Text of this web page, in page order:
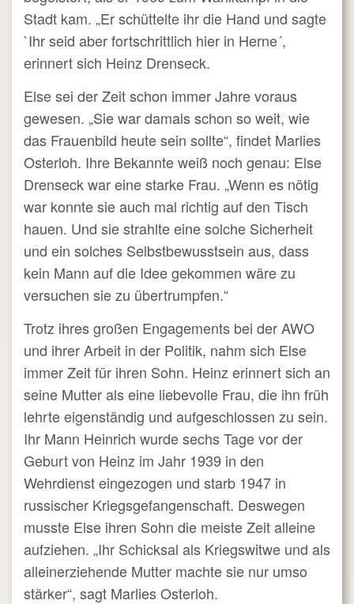
Stadt kam. „Er schüttelte ihr die Hand und sagte
`Ihr seid aber fortschrittlich hier in Herne´,
erinnert sich Heinz Drenseck.
Else sei der Zeit schon immer Jahre voraus
gewesen. „Sie war damals schon so weit, wie
das Frauenbild heute sein sollte“, findet Marlies
Osterloh. Ihre Bekannte weiß noch genau: Else
Drenseck war eine starke Frau. „Wenn es nötig
war konnte sie auch mal richtig auf den Tisch
hauen. Und sie strahlte eine solche Sicherheit
und ein solches Selbstbewusstsein aus, dass
kein Mann auf die Idee gekommen wäre zu
versuchen sie zu übertrumpfen.“
Trotz ihres großen Engagements bei der AWO
und ihrer Arbeit in der Politik, nahm sich Else
immer Zeit für ihren Sohn. Heinz erinnert sich an
seine Mutter als eine liebevolle Frau, die ihn früh
lehrte eigenständig und aufgeschlossen zu sein.
Ihr Mann Heinrich wurde sechs Tage vor der
Geburt von Heinz im Jahr 1939 in den
Wehrdienst eingezogen und starb 1947 in
russischer Kriegsgefangenschaft. Deswegen
musste Else ihren Sohn die meiste Zeit alleine
aufziehen. „Ihr Schicksal als Kriegswitwe und als
alleinerziehende Mutter machte sie nur umso
stärker“, sagt Marlies Osterloh.